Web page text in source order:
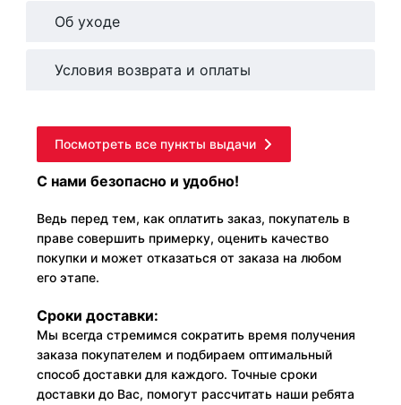
Об уходе
Условия возврата и оплаты
Посмотреть все пункты выдачи
С нами безопасно и удобно!
Ведь перед тем, как оплатить заказ, покупатель в
праве совершить примерку, оценить качество
покупки и может отказаться от заказа на любом
его этапе.
Сроки доставки:
Мы всегда стремимся сократить время получения
заказа покупателем и подбираем оптимальный
способ доставки для каждого. Точные сроки
доставки до Вас, помогут рассчитать наши ребята